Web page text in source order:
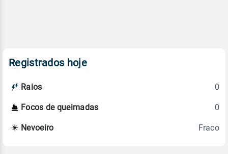
Registrados hoje
Raios 0
Focos de queimadas 0
Nevoeiro Fraco